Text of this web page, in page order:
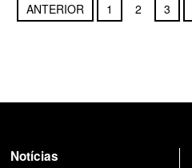
ANTERIOR 1 2 3
Notícias